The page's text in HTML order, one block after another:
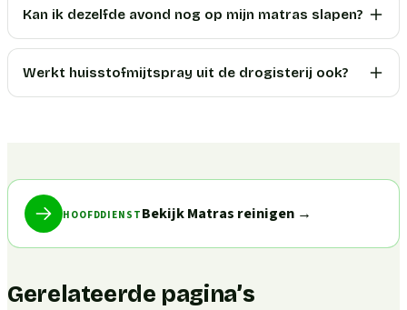
Kan ik dezelfde avond nog op mijn matras slapen?
Werkt huisstofmijtspray uit de drogisterij ook?
HOOFDDIENST Bekijk Matras reinigen→
Gerelateerde pagina’s